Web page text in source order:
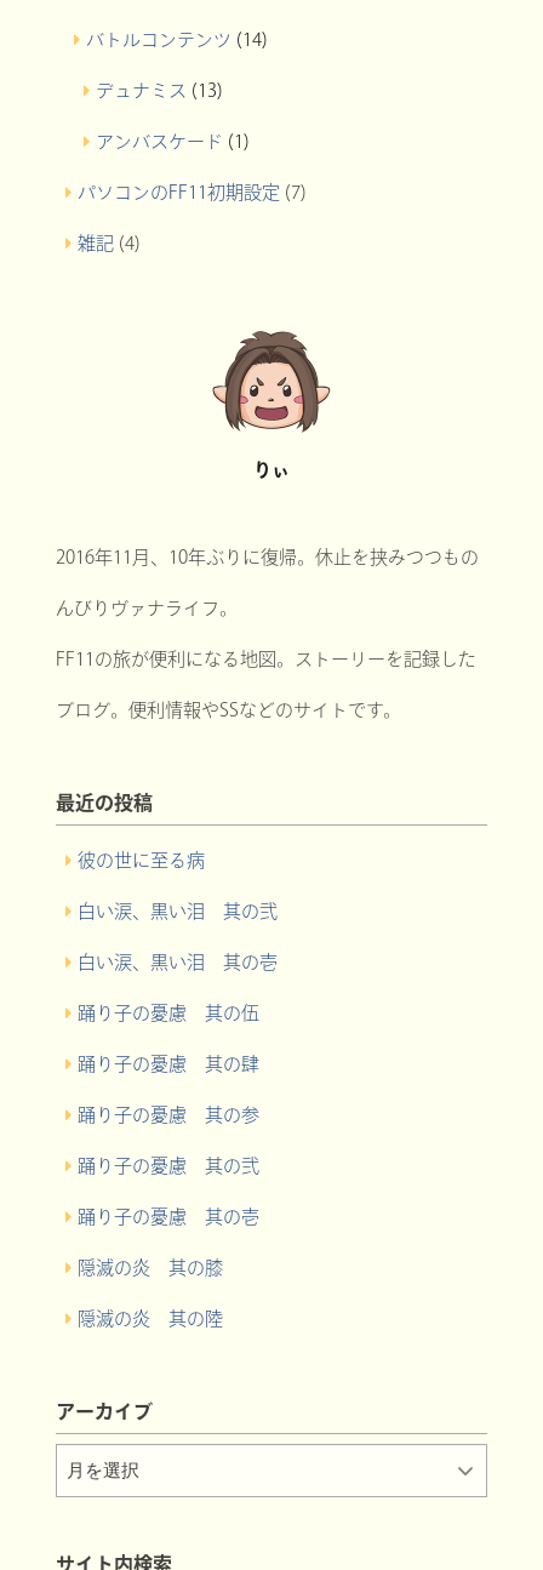
バトルコンテンツ (14)
デュナミス (13)
アンバスケード (1)
パソコンのFF11初期設定 (7)
雑記(4)
りぃ
2016年11月、10年ぶりに復帰。休止を挟みつつもの
んびりヴァナライフ。
FF11の旅が便利になる地図。ストーリーを記録した
ブログ。便利情報やSSなどのサイトです。
最近の投稿
彼の世に至る病
白い涙、黒い泪 其の弐
白い涙、黒い泪 其の壱
踊り子の憂慮 其の伍
踊り子の憂慮 其の肆
踊り子の憂慮 其の参
踊り子の憂慮 其の弐
踊り子の憂慮 其の壱
隠滅の炎 其の膝
隠滅の炎 其の陸
アーカイブ
サイト内検索